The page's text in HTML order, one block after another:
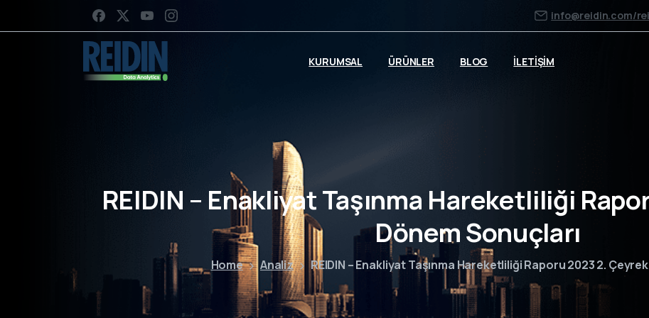
info@reidin.com/
KURUMSAL ÜRÜNLER BLOG İLETİŞİM
REIDIN – Enakliyat Taşınma Hareketliliği
Dönem Sonuçları
Home Analiz REIDIN – Enakliyat Taşınma Hareketliliği Raporu 2023 2.